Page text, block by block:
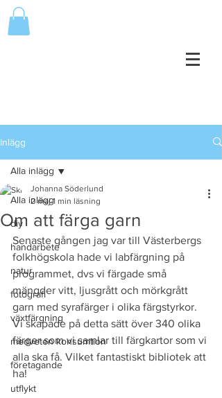
Inlägg
Alla inlägg
diy
handarbete
natur
fotografi
växtfärgning
medveten konsumtion
företagande
utflykt
Alla inlägg
Om att färga garn
Johanna Söderlund
2 maj 1 min läsning
Senaste gången jag var till Västerbergs
folkhögskola hade vi labfärgning på
programmet, dvs vi färgade små
mängder vitt, ljusgrått och mörkgrått
garn med syrafärger i olika färgstyrkor.
Vi skapade på detta sätt över 340 olika
färger som vi samlar till färgkartor som vi
alla ska få. Vilket fantastiskt bibliotek att
ha!